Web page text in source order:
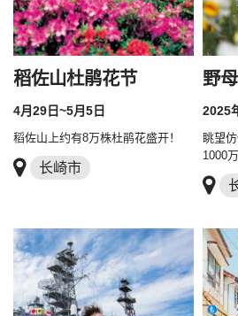
稻佐山杜鹃花节
4月29日~5月5日
稻佐山上约有8万株杜鹃花盛开！
长崎市
野
2025
眺望
1000